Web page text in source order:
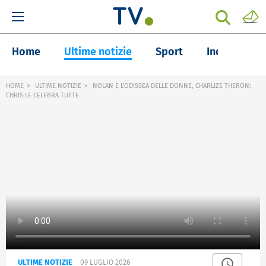
Home Ultime notizie Sport Inchieste
HOME ULTIME NOTIZIE
NOLAN E L'ODISSEA DELLE DONNE, CHARLIZE THERON:
CHRIS LE CELEBRA TUTTE
ULTIME NOTIZIE 09 LUGLIO 2026